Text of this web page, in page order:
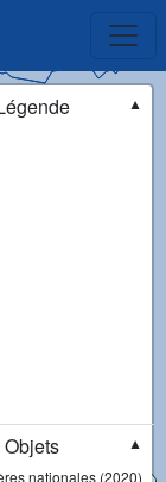
▼
Objets
▼
nationales (2020)